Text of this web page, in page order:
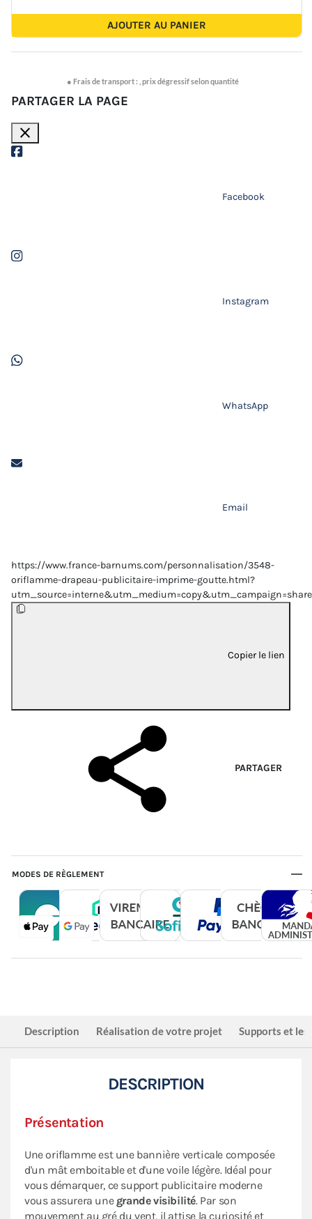
- +
AJOUTER AU PANIER
● Frais de transport : prix dégressif selon quantité
PARTAGER LA PAGE
close
Facebook
Instagram
WhatsApp
Email
https://www.france-barnums.com/personnalisation/3548-
oriflamme-drapeau-publicitaire-imprime-goutte.html?
Copier le lien
PARTAGER
MODES DE RÈGLEMENT
Description Réalisation de votre projet Supports et
DESCRIPTION
Présentation
Une oriflamme est une bannière verticale composée
d'un mât emboitable et d'une voile légère. Idéal pour
vous démarquer, ce support publicitaire moderne
vous assurera une grande visibilité. Par son
mouvement au gré du vent, il attise la curiosité et